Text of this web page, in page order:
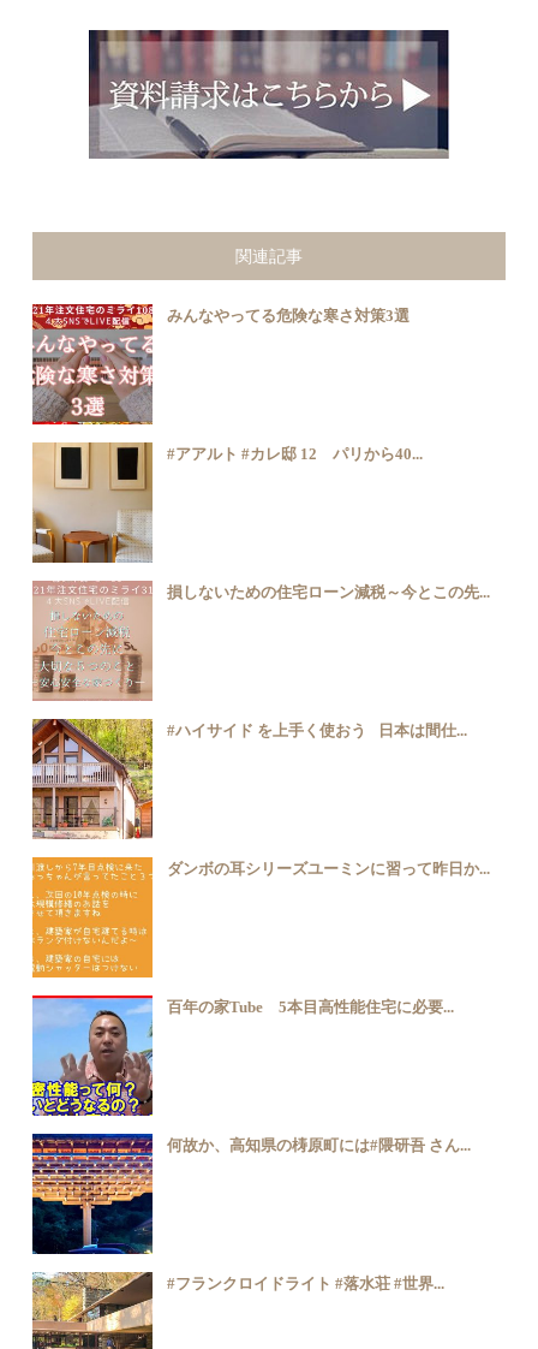
関連記事
みんなやってる危険な寒さ対策3選
#アアルト #カレ邸 12 パリから40...
損しないための住宅ローン減税～今とこの先...
#ハイサイド を上手く使おう⠀日本は間仕...
ダンボの耳シリーズユーミンに習って昨日か...
百年の家Tube 5本目高性能住宅に必要...
何故か、高知県の梼原町には#隈研吾 さん...
#フランクロイドライト #落水荘 #世界...